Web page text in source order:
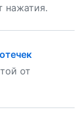
нажатия.
от